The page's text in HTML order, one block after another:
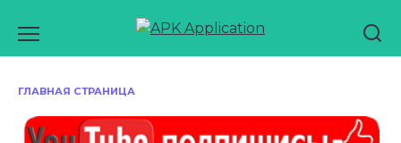
содержанию
ГЛАВНАЯ СТРАНИЦА